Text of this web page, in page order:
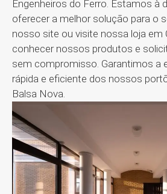
Engenheiros do Ferro. Estamos à
oferecer a melhor solução para o
nosso site ou visite nossa loja em
conhecer nossos produtos e
sem compromisso. Garantimos a
rápida e eficiente dos nossos
Balsa Nova.